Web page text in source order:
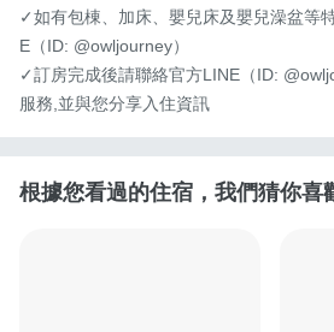
✓如有包棟、加床、嬰兒床及嬰兒澡盆等
E（ID: @owljourney）
✓訂房完成後請聯絡官方LINE（ID:
服務,並與您分享入住資訊
根據您看過的住宿，我們猜你喜